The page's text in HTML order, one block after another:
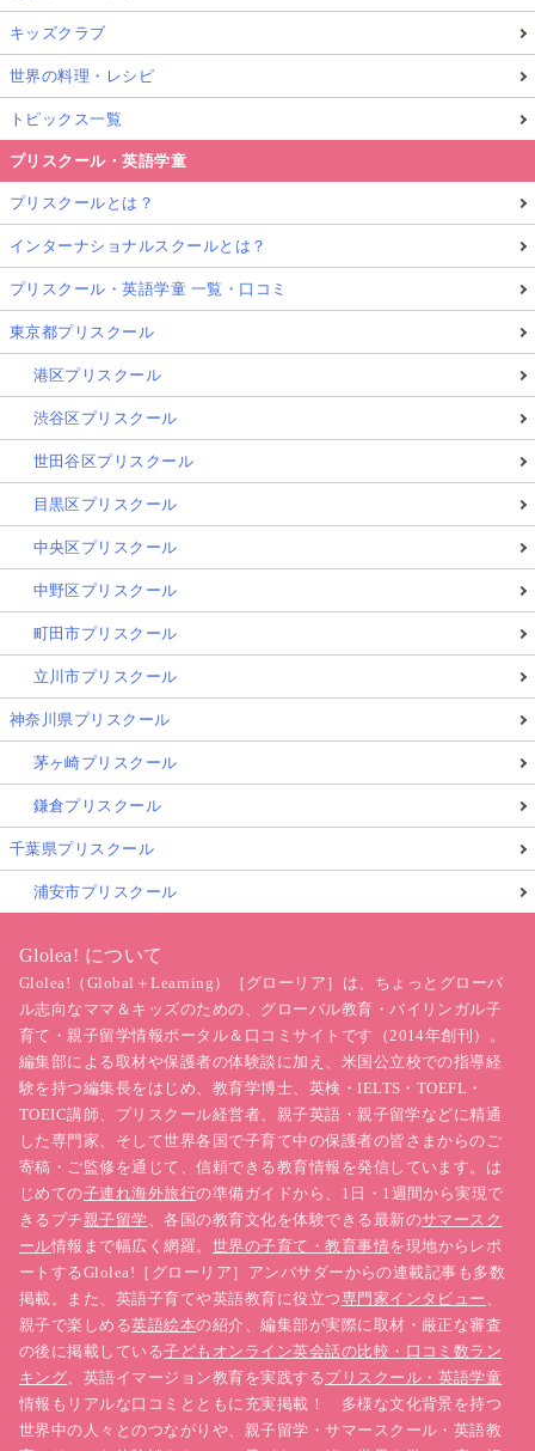
キッズクラブ
世界の料理・レシピ
トピックス一覧
プリスクール・英語学童
プリスクールとは？
インターナショナルスクールとは？
プリスクール・英語学童 一覧・口コミ
東京都プリスクール
港区プリスクール
渋谷区プリスクール
世田谷区プリスクール
目黒区プリスクール
中央区プリスクール
中野区プリスクール
町田市プリスクール
立川市プリスクール
神奈川県プリスクール
茅ヶ崎プリスクール
鎌倉プリスクール
千葉県プリスクール
浦安市プリスクール
Glolea! について
Glolea!（Global＋Learning）［グローリア］は、ちょっとグローバ
ル志向なママ＆キッズのための、グローバル教育・バイリンガル子
育て・親子留学情報ポータル＆口コミサイトです（2014年創刊）。
編集部による取材や保護者の体験談に加え、米国公立校での指導経
験を持つ編集長をはじめ、教育学博士、英検・IELTS・TOEFL・
TOEIC講師、プリスクール経営者、親子英語・親子留学などに精通
した専門家、そして世界各国で子育て中の保護者の皆さまからのご
寄稿・ご監修を通じて、信頼できる教育情報を発信しています。は
じめての子連れ海外旅行の準備ガイドから、1日・1週間から実現で
きるプチ親子留学、各国の教育文化を体験できる最新のサマースク
ール情報まで幅広く網羅。 世界の子育て・教育事情を現地からレポ
ートするGlolea!［グローリア］アンバサダーからの連載記事も多数
掲載。また、英語子育てや英語教育に役立つ専門家インタビュー 、
親子で楽しめる英語絵本の紹介、編集部が実際に取材・厳正な審査
の後に掲載している子どもオンライン英会話の比較・口コミ数ラン
キング、英語イマージョン教育を実践するプリスクール・英語学童
情報もリアルな口コミとともに充実掲載！ 多様な文化背景を持つ
世界中の人々とのつながりや、親子留学・サマースクール・英語教